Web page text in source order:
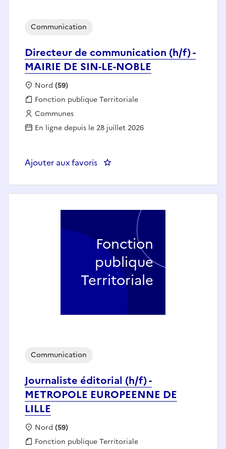
Directeur de communication (h/f) -
MAIRIE DE SIN-LE-NOBLE
Communication
Localisation :
Nord (59)
Fonction publique :
Fonction publique Territoriale
Employeur :
Communes
En ligne depuis le 28 juillet 2026
Ajouter aux favoris : Directeur de communication
Journaliste éditorial (h/f) -
METROPOLE EUROPEENNE DE
LILLE
Communication
Localisation :
Nord (59)
Fonction publique :
Fonction publique Territoriale
Fonction
publique
Territoriale